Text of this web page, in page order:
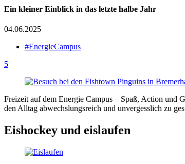
Ein kleiner Einblick in das letzte halbe Jahr
04.06.2025
#EnergieCampus
5
Freizeit auf dem Energie Campus – Spaß, Action und
den Alltag abwechslungsreich und unvergesslich zu
Eishockey und eislaufen